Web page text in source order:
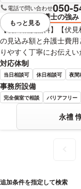
電話で問い合わせ050-
弁護士の強み
【初回相談無料】【伏
の見込み額と弁護士費
りやすく丁寧にお伝えい
対応体制
当日相談可 休日相談可 夜間
事務所設備
完全個室で相談 バリアフリー
永禮
視覚的に省略され
もっと見る
追加条件を指定して検索